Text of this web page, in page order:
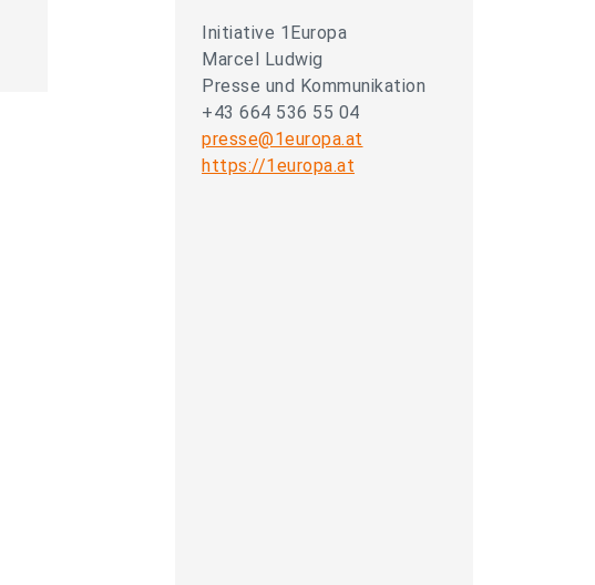
Initiative 1Europa
Marcel Ludwig
Presse und Kommunikation
+43 664 536 55 04
presse@1europa.at
https://1europa.at